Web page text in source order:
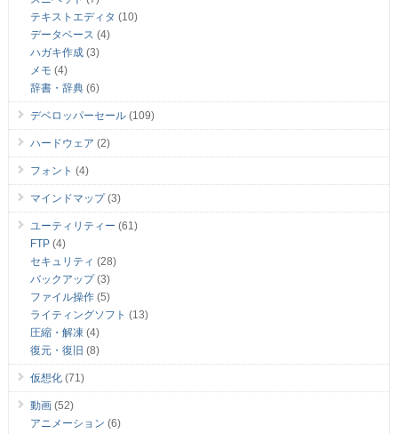
テキストエディタ (10)
データベース (4)
ハガキ作成(3)
メモ (4)
辞書・辞典(6)
デベロッパーセール(109)
ハードウェア (2)
フォント (4)
マインドマップ(3)
ユーティリティー (61)
FTP(4)
セキュリティ (28)
バックアップ(3)
ファイル操作(5)
ライティングソフト (13)
圧縮・解凍 (4)
復元・復旧 (8)
仮想化(71)
動画(52)
アニメーション (6)